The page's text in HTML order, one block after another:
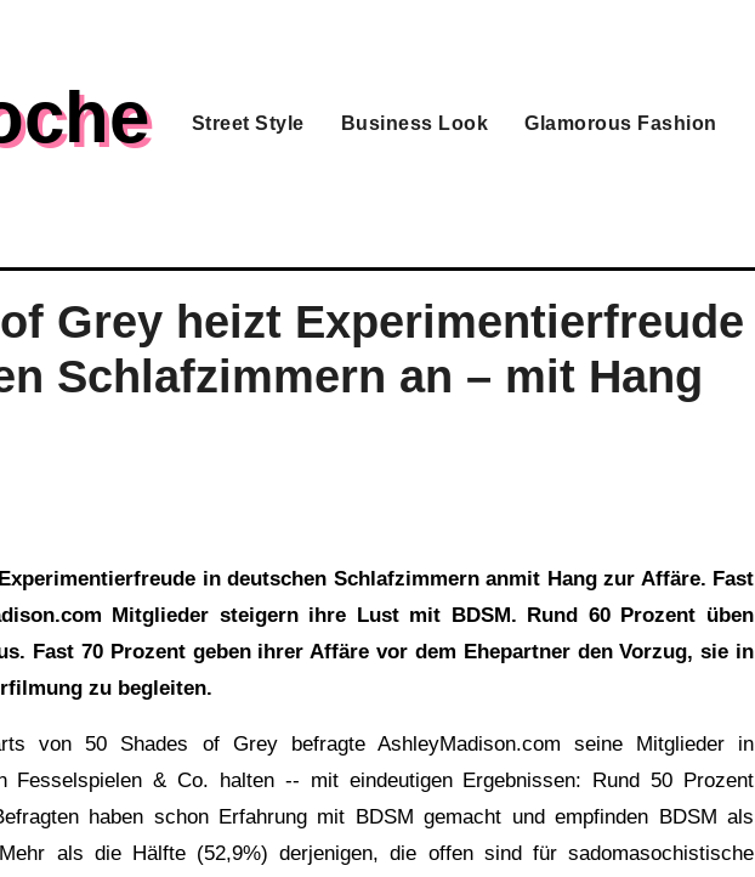
Street Style Business Look Glamorous Fashion
Grey heizt Experimentierfreude
Schlafzimmern an – mit Hang
Mitglieder steigern ihre Lust mit BDSM. Rund 60 Prozent üben
Fast 70 Prozent geben ihrer Affäre vor dem Ehepartner den Vorzug, sie in
zu begleiten.
von 50 Shades of Grey befragte AshleyMadison.com seine Mitglieder in
Fesselspielen & Co. halten -­‐ mit eindeutigen Ergebnissen: Rund 50 Prozent
haben schon Erfahrung mit BDSM gemacht und empfinden BDSM als
als die Hälfte (52,9%) derjenigen, die offen sind für sadomasochistische